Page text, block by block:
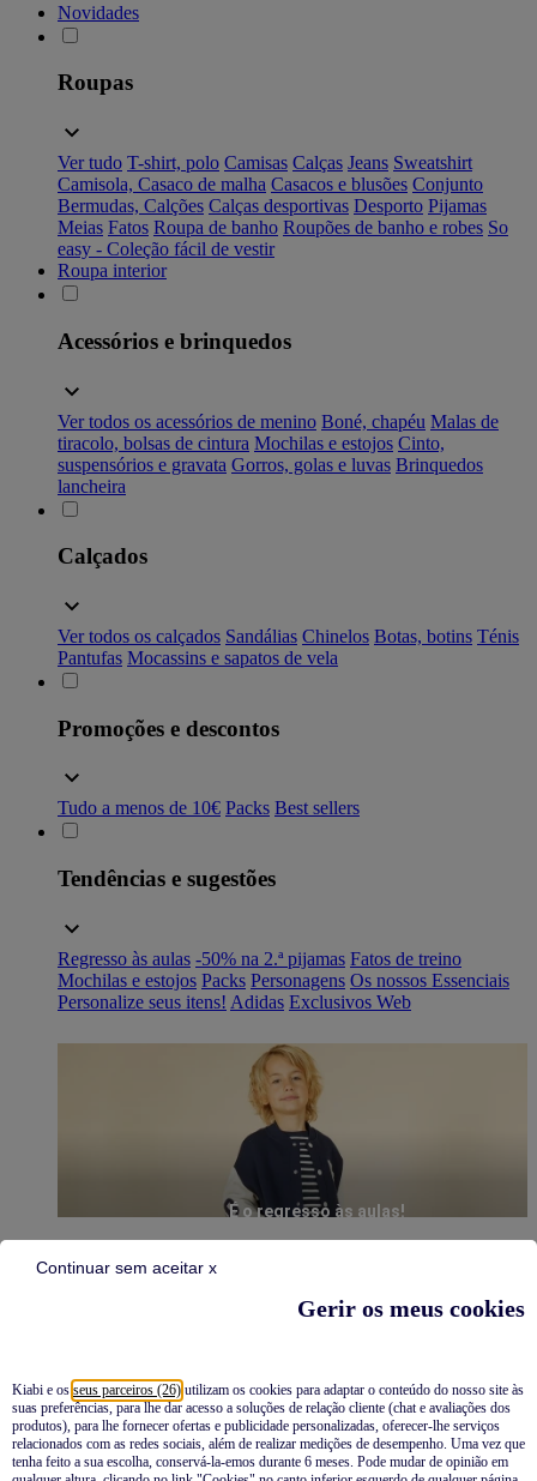
Gerir os meus cookies
Kiabi e os seus parceiros (26) utilizam os cookies para adaptar o conteúdo do nosso site às
suas preferências, para lhe dar acesso a soluções de relação cliente (chat e avaliações dos
produtos), para lhe fornecer ofertas e publicidade personalizadas, oferecer-lhe serviços
relacionados com as redes sociais, além de realizar medições de desempenho. Uma vez que
tenha feito a sua escolha, conservá-la-emos durante 6 meses. Pode mudar de opinião em
Continuar sem aceitar x
Novidades
Roupas
Ver tudo T-shirt, polo Camisas Calças Jeans Sweatshirt
Camisola, Casaco de malha Casacos e blusões Conjunto
Bermudas, Calções Calças desportivas Desporto Pijamas
Meias Fatos Roupa de banho Roupões de banho e robes So
easy - Coleção fácil de vestir
Roupa interior
Acessórios e brinquedos
Ver todos os acessórios de menino Boné, chapéu Malas de
tiracolo, bolsas de cintura Mochilas e estojos Cinto,
suspensórios e gravata Gorros, golas e luvas Brinquedos
lancheira
Calçados
Ver todos os calçados Sandálias Chinelos Botas, botins Ténis
Pantufas Mocassins e sapatos de vela
Promoções e descontos
Tudo a menos de 10€ Packs Best sellers
Tendências e sugestões
Regresso às aulas -50% na 2.ª pijamas Fatos de treino
Mochilas e estojos Packs Personagens Os nossos Essenciais
Personalize seus itens! Adidas Exclusivos Web
É o regresso às aulas!
Pijamas
Novidades